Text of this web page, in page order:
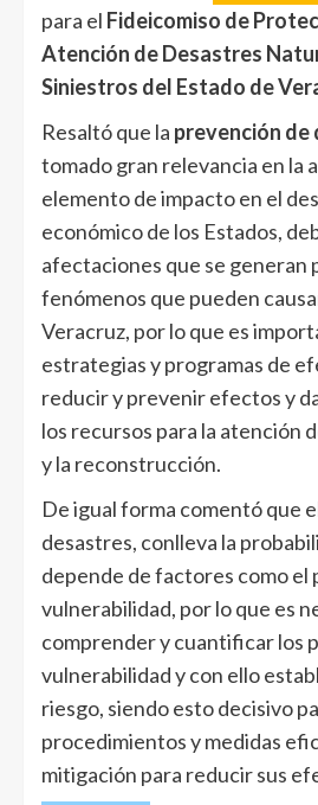
para el Fideicomiso de
Atención de Desastres
Siniestros del Estado de
Resaltó que la prevención de
tomado gran relevancia en la
elemento de impacto en el
económico de los Estados,
afectaciones que se generan
fenómenos que pueden
Veracruz, por lo que es
estrategias y programas de
reducir y prevenir efectos y
los recursos para la atención
y la reconstrucción.
De igual forma comentó que
desastres, conlleva la
depende de factores como el
vulnerabilidad, por lo que es
comprender y cuantificar los
vulnerabilidad y con ello
riesgo, siendo esto decisivo
procedimientos y medidas
mitigación para reducir sus